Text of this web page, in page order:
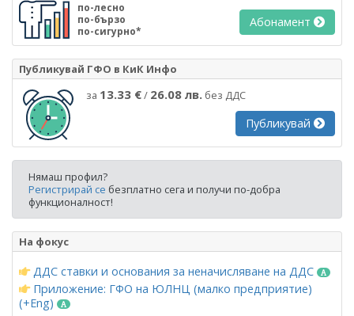
по-лесно
по-бързо
по-сигурно*
Абонамент
Публикувай ГФО в КиК Инфо
за 13.33 €/ 26.08 лв. без ДДС
Публикувай
Нямаш профил?
Регистрирай се безплатно сега и получи по-добра
функционалност!
На фокус
ДДС ставки и основания за неначисляване на ДДС
Приложение: ГФО на ЮЛНЦ (малко предприятие)
(+Eng)